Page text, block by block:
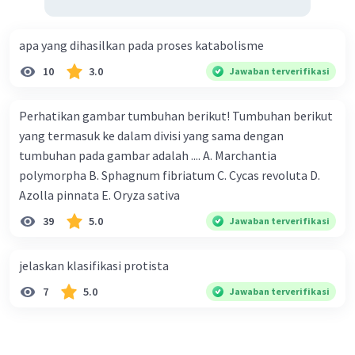
Contoh: Pohon ek (Quercus), Gandum
(Triticum aestivum).
organisme eukariotik fotosintetik yang
memiliki klorofil dan dinding sel yang
terbuat dari selulosa.
Animalia
Contoh: Manusia (Homo sapiens), Singa
Animalia adalah kerajaan yang mencakup
organisme eukariotik heterotrof yang
memiliki kemampuan bergerak
apa yang dihasilkan pada proses katabolisme
10 3.0 Jawaban terverifikasi
Perhatikan gambar tumbuhan berikut! Tumbuhan berikut
yang termasuk ke dalam divisi yang sama dengan
tumbuhan pada gambar adalah .... A. Marchantia
polymorpha B. Sphagnum fibriatum C. Cycas revoluta D.
Azolla pinnata E. Oryza sativa
39 5.0 Jawaban terverifikasi
jelaskan klasifikasi protista
7 5.0 Jawaban terverifikasi